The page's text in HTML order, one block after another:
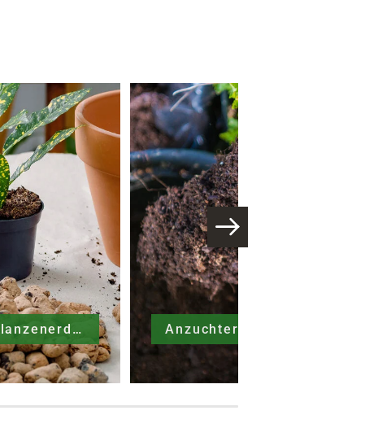
Zimmerpflanzenerden Anzuchterden